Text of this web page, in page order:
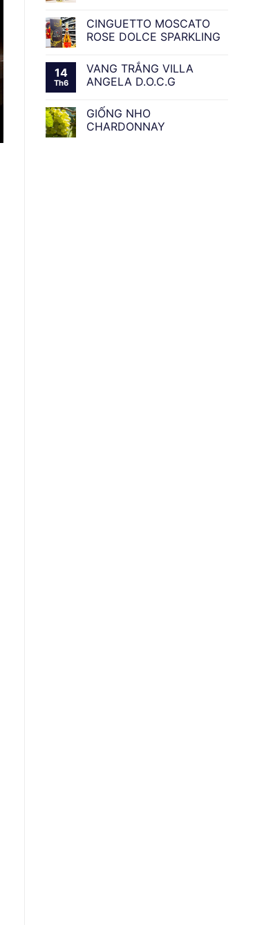
CINGUETTO MOSCATO
ROSE DOLCE SPARKLING
14
Th6
VANG TRẮNG VILLA
ANGELA D.O.C.G
GIỐNG NHO
CHARDONNAY